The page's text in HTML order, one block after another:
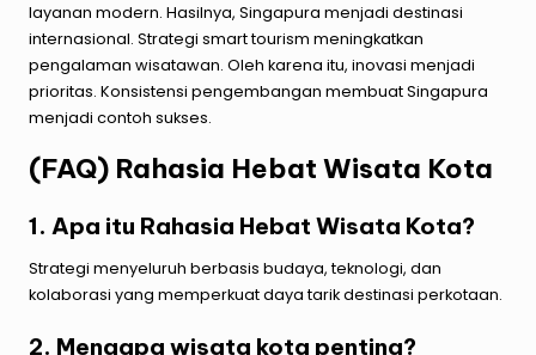
layanan modern. Hasilnya, Singapura menjadi destinasi
internasional. Strategi smart tourism meningkatkan
pengalaman wisatawan. Oleh karena itu, inovasi menjadi
prioritas. Konsistensi pengembangan membuat Singapura
menjadi contoh sukses.
(FAQ) Rahasia Hebat Wisata Kota
1. Apa itu Rahasia Hebat Wisata Kota?
Strategi menyeluruh berbasis budaya, teknologi, dan
kolaborasi yang memperkuat daya tarik destinasi perkotaan.
2. Mengapa wisata kota penting?